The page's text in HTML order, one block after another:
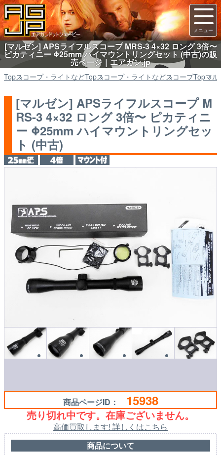
[マルゼン] APSライフルスコープ MRS-3 4×32 ロング 3倍〜
ピカティニー Φ25mm ハイマウントリングセット (中古)の販
売ページ｜エアガン.jp
Topスコープ・ライトなどTopスコープ・ライトなどスコープTopマ
[マルゼン] APSライフルスコープ M
RS-3 4×32 ロング 3倍〜 ピカティニ
ー Φ25mm ハイマウントリングセッ
ト (中古)
商品ページID： 15938
売り切れ中です。在庫ございません。
高価買取します! 詳しくはこちら
商品について